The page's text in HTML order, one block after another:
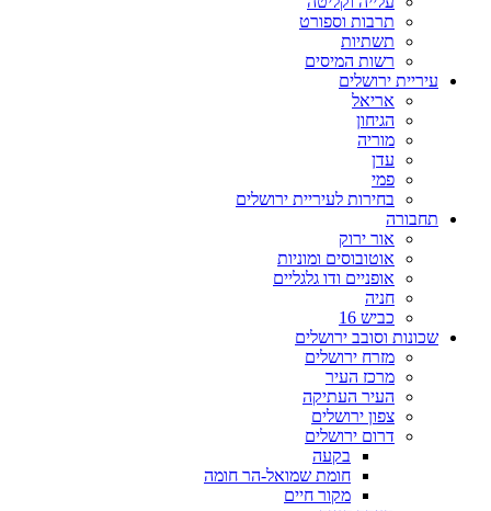
תרבות וספורט
תשתיות
רשות המיסים
עיריית ירושלים
אריאל
הגיחון
מוריה
עדן
פמי
בחירות לעיריית ירושלים
תחבורה
אור ירוק
אוטובוסים ומוניות
אופניים ודו גלגליים
חניה
כביש 16
שכונות וסובב ירושלים
מזרח ירושלים
מרכז העיר
העיר העתיקה
צפון ירושלים
דרום ירושלים
בקעה
חומת שמואל-הר חומה
מקור חיים